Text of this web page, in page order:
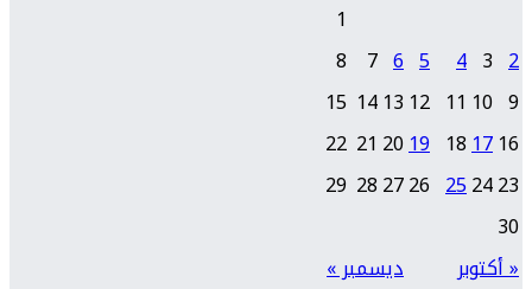
« أكتوبر ديسمبر »
1
2
3
4
5
6
7
8
9
10
11
12
13
14
15
16
17
18
19
20
21
22
23
24
25
26
27
28
29
30